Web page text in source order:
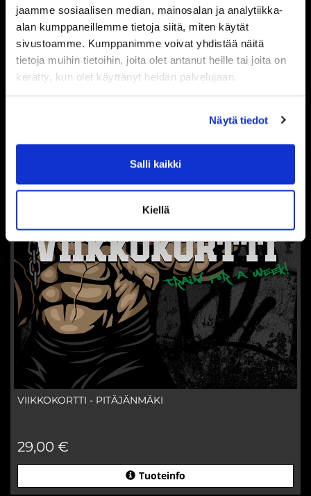
jaamme sosiaalisen median, mainosalan ja analytiikka-
alan kumppaneillemme tietoja siitä, miten käytät
sivustoamme. Kumppanimme voivat yhdistää näitä
tietoja muihin tietoihin, joita olet antanut heille tai joita on
kerätty, kun olet käyttänyt heidän palvelujaan.
Näytä tiedot
Salli kaikki
Kiellä
10,00 €
VIIKKOKORTTI - PITÄJÄNMÄKI
29,00 €
Tuoteinfo